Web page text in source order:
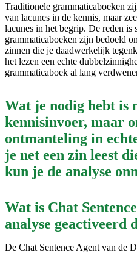
Traditionele grammaticaboeken
van lacunes in de kennis, maar
lacunes in het begrip. De reden
grammaticaboeken zijn bedoeld
zinnen die je daadwerkelijk
het lezen een echte
grammaticaboek al lang
Wat je nodig hebt is
kennisinvoer, maar
ontmanteling in
je net een zin leest
kun je de analyse
Wat is Chat
analyse geactiveerd
De Chat Sentence Agent van de